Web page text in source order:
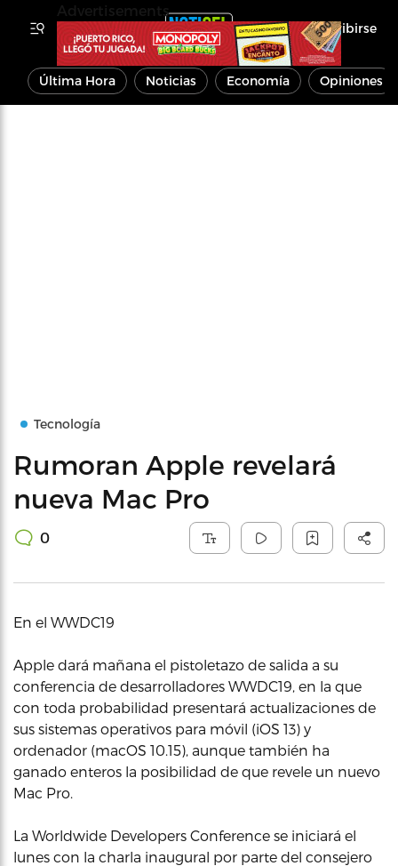
Inscribirse
Última Hora Noticias Economía Opiniones
Tecnología
Rumoran Apple revelará
nueva Mac Pro
0
En el WWDC19
Apple dará mañana el pistoletazo de salida a su
conferencia de desarrolladores WWDC19, en la que
con toda probabilidad presentará actualizaciones de
sus sistemas operativos para móvil (iOS 13) y
ordenador (macOS 10.15), aunque también ha
ganado enteros la posibilidad de que revele un nuevo
Mac Pro.
La Worldwide Developers Conference se iniciará el
lunes con la charla inaugural por parte del consejero
Advertisements